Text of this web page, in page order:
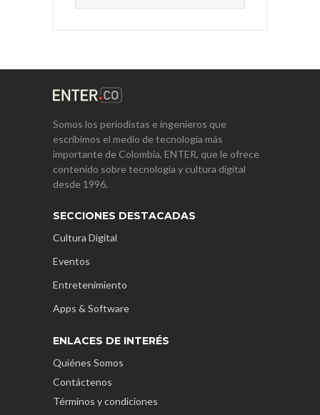
Somos los periodistas e ingenieros que
escribimos el medio de tecnología más
importante de Colombia, ENTER, que le ofrece
contenido sobre tecnología y cultura digital
desde 1996.
SECCIONES DESTACADAS
Cultura Digital
Eventos
Entretenimiento
Apps & Software
ENLACES DE INTERÉS
Quiénes Somos
Contáctenos
Términos y condiciones